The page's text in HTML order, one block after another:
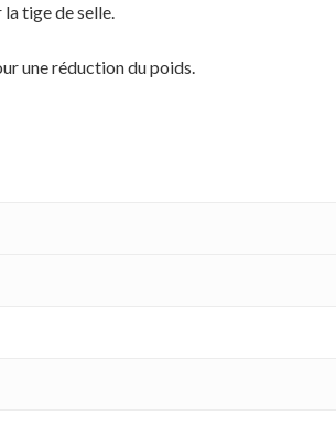
Votre panier
tige de selle.
une réduction du poids.